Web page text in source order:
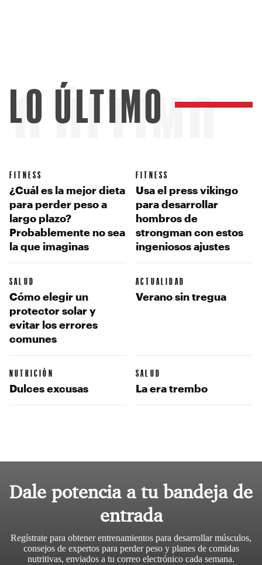
ÚLTIMO
LO ÚLTIMO
FITNESS
¿Cuál es la mejor dieta
para perder peso a
largo plazo?
Probablemente no sea
la que imaginas
FITNESS
Usa el press vikingo
para desarrollar
hombros de
strongman con estos
ingeniosos ajustes
SALUD
Cómo elegir un
protector solar y
evitar los errores
comunes
ACTUALIDAD
Verano sin tregua
NUTRICIÓN
Dulces excusas
SALUD
La era trembo
Dale potencia a tu bandeja de
entrada
Regístrate para obtener entrenamientos para desarrollar músculos,
consejos de expertos para perder peso y planes de comidas
nutritivas, enviados a tu correo electrónico cada semana.